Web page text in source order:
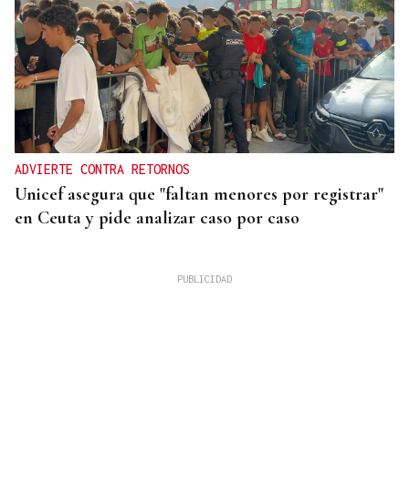
ADVIERTE CONTRA RETORNOS
Unicef asegura que "faltan menores por registrar"
en Ceuta y pide analizar caso por caso